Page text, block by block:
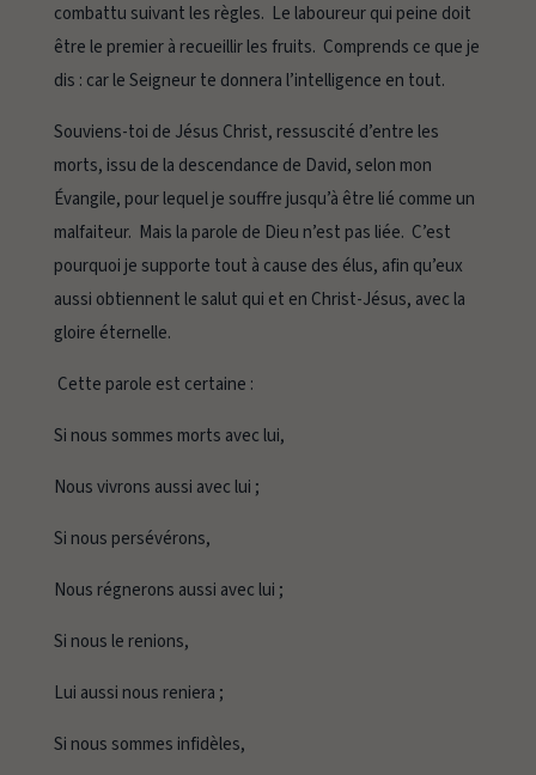
combattu suivant les règles. Le laboureur qui peine doit
être le premier à recueillir les fruits. Comprends ce que je
dis : car le Seigneur te donnera l’intelligence en tout.
Souviens-toi de Jésus Christ, ressuscité d’entre les
morts, issu de la descendance de David, selon mon
Évangile, pour lequel je souffre jusqu’à être lié comme un
malfaiteur. Mais la parole de Dieu n’est pas liée. C’est
pourquoi je supporte tout à cause des élus, afin qu’eux
aussi obtiennent le salut qui et en Christ-Jésus, avec la
gloire éternelle.
Cette parole est certaine :
Si nous sommes morts avec lui,
Nous vivrons aussi avec lui ;
Si nous persévérons,
Nous régnerons aussi avec lui ;
Si nous le renions,
Lui aussi nous reniera ;
Si nous sommes infidèles,